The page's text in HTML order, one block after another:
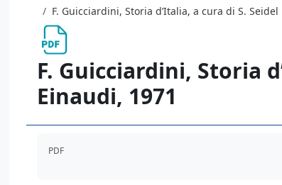
F. Guicciardini, Storia d’Italia, a cura di S.
F. Guicciardini, Storia
Einaudi, 1971
PDF